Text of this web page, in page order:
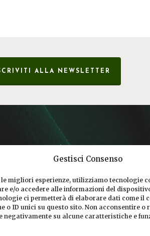
Gestisci Consenso
migliori esperienze, utilizziamo tecnologie
e/o accedere alle informazioni del
ci permetterà di elaborare dati come il
o ID unici su questo sito. Non acconsentire o
negativamente su alcune caratteristiche e
ALLA NEWSLETTER
COOKIE POLICY
DICONO DI NOI
CHI SIAMO